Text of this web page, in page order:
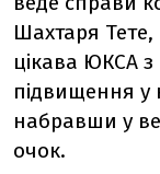
Шахтаря
цікава ЮКСА
підвищення у
набравши у
очок.